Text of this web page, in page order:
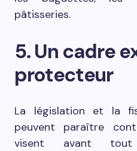
pâtisseries.
5. Un cadre
protecteur
La législation et la
peuvent paraître
visent avant